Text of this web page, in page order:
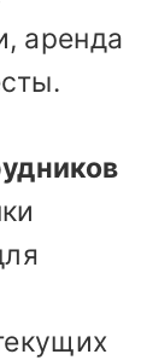
аренда